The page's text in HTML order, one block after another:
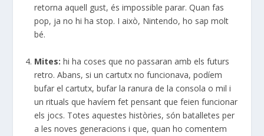
retorna aquell gust, és impossible parar. Quan fas
pop, ja no hi ha stop. I això, Nintendo, ho sap molt
bé.
Mites:hi ha coses que no passaran amb els futurs
retro. Abans, si un cartutx no funcionava, podíem
bufar el cartutx, bufar la ranura de la consola o mil i
un rituals que havíem fet pensant que feien funcionar
els jocs. Totes aquestes històries, són batalletes per
a les noves generacions i que, quan ho comentem